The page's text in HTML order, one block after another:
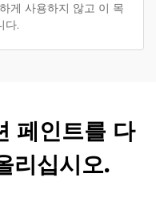
게 사용하지 않고 이 목
다.
페인트를 다
리십시오.